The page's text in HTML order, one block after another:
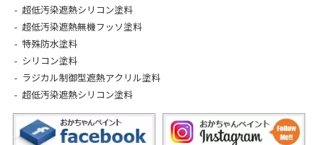
超低汚染遮熱シリコン塗料
超低汚染遮熱無機フッソ塗料
特殊防水塗料
シリコン塗料
ラジカル制御型遮熱アクリル塗料
超低汚染遮熱シリコン塗料